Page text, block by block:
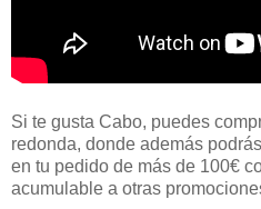
Si te gusta Cabo, puedes
redonda, donde además
en tu pedido de más de 100€
acumulable a otras